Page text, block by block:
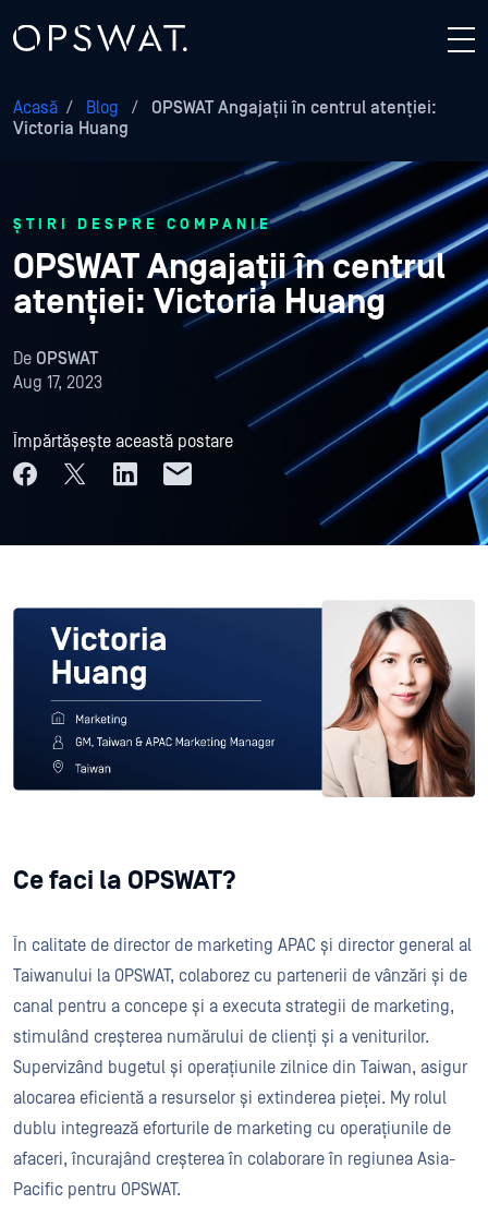
Acasă / Blog /
OPSWAT Angajații în centrul atenției:
Victoria Huang
ȘTIRI DESPRE COMPANIE
OPSWAT Angajații în centrul
atenției: Victoria Huang
De OPSWAT
Aug 17, 2023
Împărtășește această postare
Ce faci la OPSWAT?
În calitate de director de marketing APAC și director general al
Taiwanului la OPSWAT, colaborez cu partenerii de vânzări și de
canal pentru a concepe și a executa strategii de marketing,
stimulând creșterea numărului de clienți și a veniturilor.
Supervizând bugetul și operațiunile zilnice din Taiwan, asigur
alocarea eficientă a resurselor și extinderea pieței. My rolul
dublu integrează eforturile de marketing cu operațiunile de
afaceri, încurajând creșterea în colaborare în regiunea Asia-
Pacific pentru OPSWAT.